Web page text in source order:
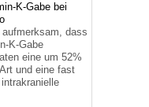
K-Gabe bei
dass
K-Gabe
eine um 52%
und eine fast